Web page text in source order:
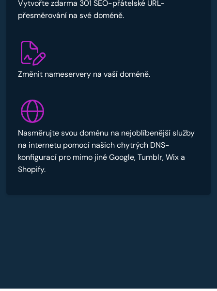
Vytvořte zdarma 301 SEO-přátelské URL-
přesměrování na své doméně.
Změnit nameservery na vaší doméně.
Nasměrujte svou doménu na nejoblíbenější služby
na internetu pomocí našich chytrých DNS-
konfigurací pro mimo jiné Google, Tumblr, Wix a
Shopify.